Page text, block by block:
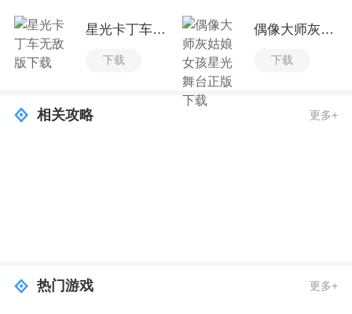
星光卡丁车无敌版下载
下载
偶像大师灰姑娘女孩星光舞台正版下载
下载
相关攻略 更多+
热门游戏 更多+